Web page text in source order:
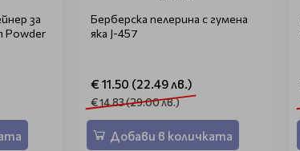
за
Powder
Берберска пелерина с гумена
яка J-457
€ 11.50 (22.49 лв.)
€ 14.83 (29.00 лв.)
Добави в количката